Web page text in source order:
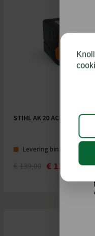
te werken
STIHL AK 20 ACCU
Levering binnen 3 tot 7
€ 139,00 € 125,01